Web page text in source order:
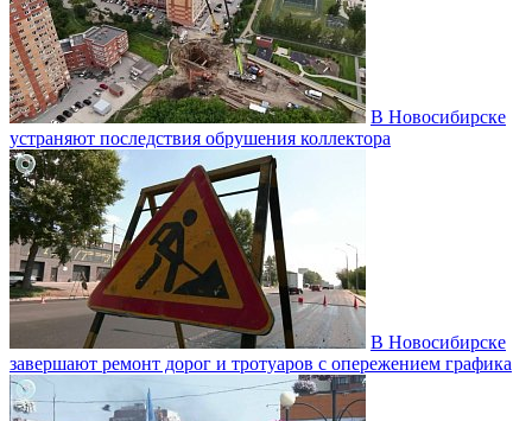
В Новосибирске
устраняют последствия обрушения коллектора
В Новосибирске
завершают ремонт дорог и тротуаров с опережением графика